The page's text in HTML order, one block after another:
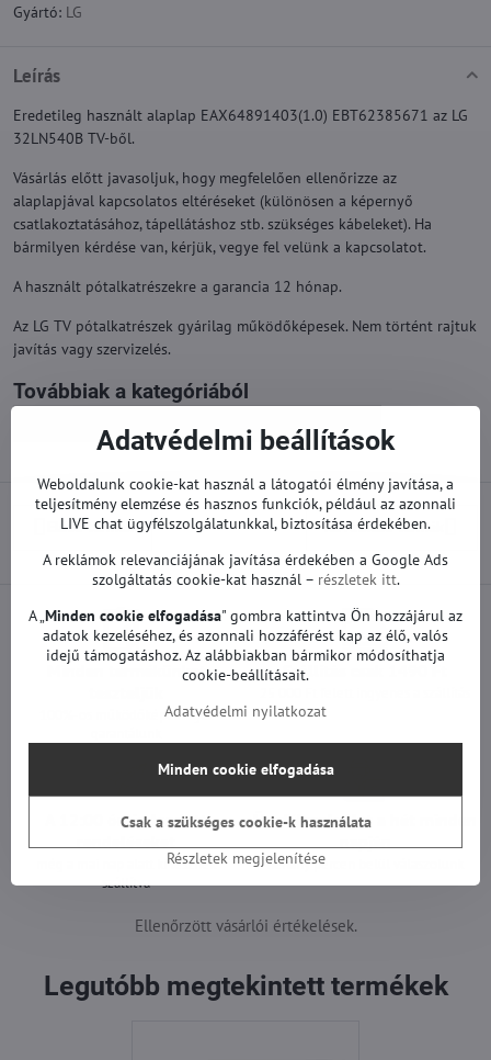
Gyártó: LG
Leírás
Eredetileg használt alaplap EAX64891403(1.0) EBT62385671 az LG
32LN540B TV-ből.
Vásárlás előtt javasoljuk, hogy megfelelően ellenőrizze az
alaplapjával kapcsolatos eltéréseket (különösen a képernyő
csatlakoztatásához, tápellátáshoz stb. szükséges kábeleket). Ha
bármilyen kérdése van, kérjük, vegye fel velünk a kapcsolatot.
A használt pótalkatrészekre a garancia 12 hónap.
Az LG TV pótalkatrészek gyárilag működőképesek. Nem történt rajtuk
javítás vagy szervizelés.
Továbbiak a kategóriából
Előző termék Következő termék
Minden termékünket
100%-os működőképességet
Szállítás csak 1490 Ft
A 12:00 óráig leadott
még a mai nap alatt ki lesznek
szállítva
Ügyfélszolgálat a hét minden
néhány percen belül válaszolunk
Ellenőrzött vásárlói értékelések.
Legutóbb megtekintett termékek
Adatvédelmi beállítások
Weboldalunk cookie-kat használ a látogatói élmény javítása, a
teljesítmény elemzése és hasznos funkciók, például az azonnali
LIVE chat ügyfélszolgálatunkkal, biztosítása érdekében.
A reklámok relevanciájának javítása érdekében a Google Ads
szolgáltatás cookie-kat használ – részletek itt.
A „ Minden cookie elfogadása" gombra kattintva Ön hozzájárul az
adatok kezeléséhez, és azonnali hozzáférést kap az élő, valós
idejű támogatáshoz. Az alábbiakban bármikor módosíthatja
cookie-beállításait.
Adatvédelmi nyilatkozat
Részletek megjelenítése
Minden cookie elfogadása
Csak a szükséges cookie-k használata